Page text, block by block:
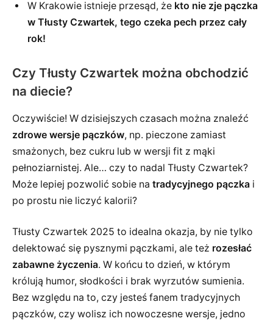
W Krakowie istnieje przesąd, że kto nie zje pączka
w Tłusty Czwartek, tego czeka pech przez cały
rok!
Czy Tłusty Czwartek można obchodzić
na diecie?
Oczywiście! W dzisiejszych czasach można znaleźć
zdrowe wersje pączków, np. pieczone zamiast
smażonych, bez cukru lub w wersji fit z mąki
pełnoziarnistej. Ale… czy to nadal Tłusty Czwartek?
Może lepiej pozwolić sobie na tradycyjnego pączka i
po prostu nie liczyć kalorii?
Tłusty Czwartek 2025 to idealna okazja, by nie tylko
delektować się pysznymi pączkami, ale też rozesłać
zabawne życzenia. W końcu to dzień, w którym
królują humor, słodkości i brak wyrzutów sumienia.
Bez względu na to, czy jesteś fanem tradycyjnych
pączków, czy wolisz ich nowoczesne wersje, jedno